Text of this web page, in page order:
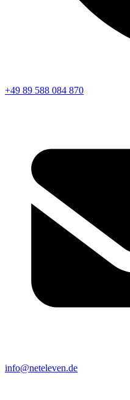
+49 89 588 084 870
info@neteleven.de